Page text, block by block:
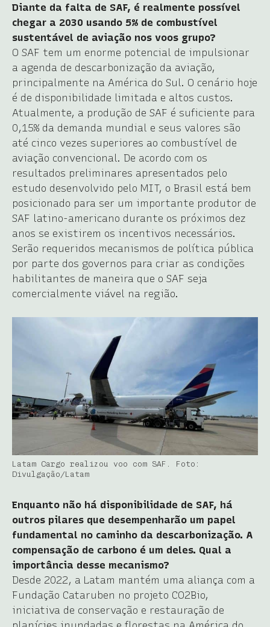
Diante da falta de SAF, é realmente possível
chegar a 2030 usando 5% de combustível
sustentável de aviação nos voos grupo?
O SAF tem um enorme potencial de impulsionar
a agenda de descarbonização da aviação,
principalmente na América do Sul. O cenário hoje
é de disponibilidade limitada e altos custos.
Atualmente, a produção de SAF é suficiente para
0,15% da demanda mundial e seus valores são
até cinco vezes superiores ao combustível de
aviação convencional. De acordo com os
resultados preliminares apresentados pelo
estudo desenvolvido pelo MIT, o Brasil está bem
posicionado para ser um importante produtor de
SAF latino-americano durante os próximos dez
anos se existirem os incentivos necessários.
Serão requeridos mecanismos de política pública
por parte dos governos para criar as condições
habilitantes de maneira que o SAF seja
comercialmente viável na região.
Latam Cargo realizou voo com SAF. Foto:
Divulgação/Latam
Enquanto não há disponibilidade de SAF, há
outros pilares que desempenharão um papel
fundamental no caminho da descarbonização. A
compensação de carbono é um deles. Qual a
importância desse mecanismo?
Desde 2022, a Latam mantém uma aliança com a
Fundação Cataruben no projeto CO2Bio,
iniciativa de conservação e restauração de